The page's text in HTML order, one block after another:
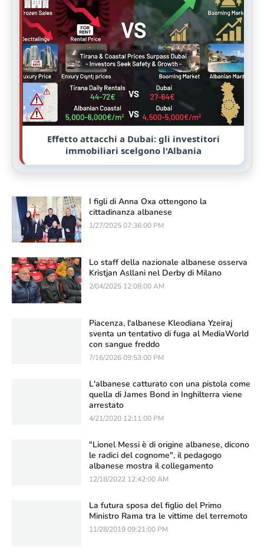
Effetto attacchi a Dubai: gli investitori
immobiliari scelgono l'Albania
I figli di Anna Oxa ottengono la
cittadinanza albanese
1/27/2025 07:36:00 PM
Lo staff della nazionale albanese osserva
Kristjan Asllani nel Derby di Milano
2/04/2025 12:08:00 AM
Piacenza, l'albanese Kleodiana Yzeiraj
sventa un tentativo di fuga al MediaWorld
con sangue freddo
7/16/2026 09:53:00 PM
L'albanese catturato con una pistola come
quella di James Bond in Inghilterra viene
arrestato
4/21/2020 12:11:00 PM
"Lionel Messi è di origine albanese, dicono
le radici del cognome", il pedagogo
albanese mostra il collegamento
12/18/2022 12:42:00 AM
La futura sposa del figlio del Primo
Ministro Rama tra le vittime del terremoto
11/28/2019 09:21:00 PM